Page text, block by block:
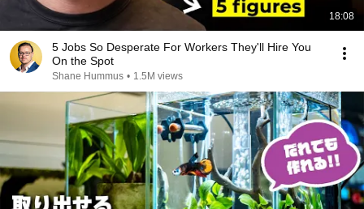
18:08
5 Jobs So Desperate For Workers They'll Hire You
On the Spot
Shane Hummus • 1.5M views